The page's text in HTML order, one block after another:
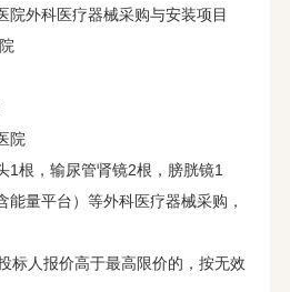
院外科医疗器械采购与安装项目
院
1根，输尿管肾镜2根，膀胱镜1
能量平台）等外科医疗器械采购，
标人报价高于最高限价的，按无效